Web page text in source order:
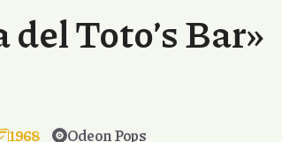
Toto’s Bar»
1968 Odeon Pops